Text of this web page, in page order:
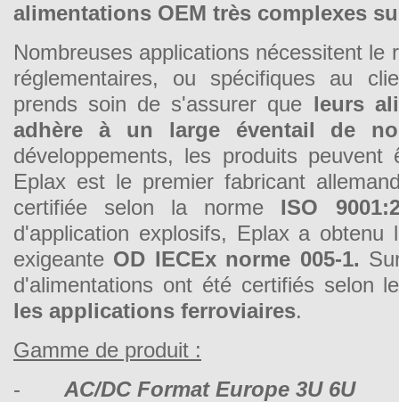
alimentations OEM très complexes
Nombreuses applications nécessitent le
réglementaires, ou spécifiques au
prends soin de s'assurer que leurs
adhère à un large éventail de
développements, les produits
Eplax est le premier fabricant
certifiée selon la norme ISO
d'application explosifs, Eplax a
exigeante OD IECEx norme 005-1.
d'alimentations ont été certifiés selon
les applications ferroviaires.
Gamme de produit :
- AC/DC Format Europe 3U 6U